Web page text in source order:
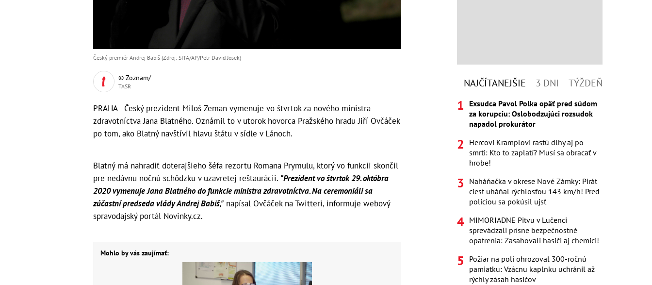
Český premiér Andrej Babiš (Zdroj: SITA/AP/Petr David Josek)
© Zoznam/
TASR
PRAHA - Český prezident Miloš Zeman vymenuje vo štvrtok za nového ministra
zdravotníctva Jana Blatného. Oznámil to v utorok hovorca Pražského hradu Jiří Ovčáček
po tom, ako Blatný navštívil hlavu štátu v sídle v Lánoch.
Blatný má nahradiť doterajšieho šéfa rezortu Romana Prymulu, ktorý vo funkcii skončil
pre nedávnu nočnú schôdzku v uzavretej reštaurácii. "Prezident vo štvrtok 29. októbra
2020 vymenuje Jana Blatného do funkcie ministra zdravotníctva. Na ceremoniáli sa
zúčastní predseda vlády Andrej Babiš," napísal Ovčáček na Twitteri, informuje webový
spravodajský portál Novinky.cz.
Mohlo by vás zaujímať:
NAJČÍTANEJŠIE 3 DNI TÝŽDEŇ
Exsudca Pavol Polka opäť pred súdom
za korupciu: Oslobodzujúci rozsudok
napadol prokurátor
Hercovi Kramplovi rastú dlhy aj po
smrti: Kto to zaplatí? Musí sa obracať v
hrobe!
Naháňačka v okrese Nové Zámky: Pirát
ciest uháňal rýchlosťou 143 km/h! Pred
políciou sa pokúsil ujsť
MIMORIADNE Pitvu v Lučenci
sprevádzali prísne bezpečnostné
opatrenia: Zasahovali hasiči aj chemici!
Požiar na poli ohrozoval 300-ročnú
pamiatku: Vzácnu kaplnku uchránil až
rýchly zásah hasičov